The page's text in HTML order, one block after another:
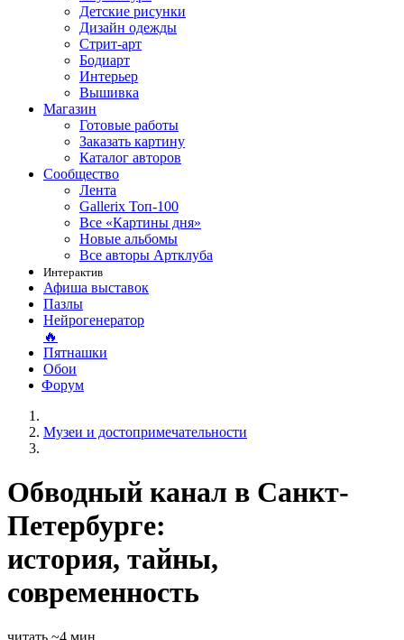
Детские рисунки
Дизайн одежды
Стрит-арт
Бодиарт
Интерьер
Вышивка
Магазин
Готовые работы
Заказать картину
Каталог авторов
Сообщество
Лента
Gallerix Топ-100
Все «Картины дня»
Новые альбомы
Все авторы Артклуба
Интерактив
Афиша выставок
Пазлы
Нейрогенератор
🔥
Пятнашки
Обои
Форум
Музеи и достопримечательности
Обводный канал в Санкт-
Петербурге:
история, тайны,
современность
читать ~4 мин.